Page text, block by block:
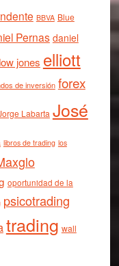
BBVA Blue
Pernas daniel
jones elliott
de inversión forex
Labarta José
libros de trading los
oportunidad de la
psicotrading
trading wall